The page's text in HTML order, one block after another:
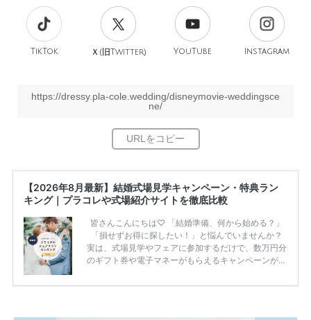
TikTok Ｘ(旧Twitter) YouTube Instagram
https://dressy.pla-cole.wedding/disneymovie-weddingsce
ne/
【2026年8月最新】結婚式場見学キャンペーン・特典ラン
キング｜プラコレや式場紹介サイトを徹底比較
皆さんこんにちは♡ 「結婚準備、何から始める？」
「損せずお得に探したい！」と悩んでいませんか？
実は、式場見学やフェアに参加するだけで、数万円分
のギフト券や電子マネーがもらえるキャンペーンがあ
ため、比較せずに選ぶと損をしてしまうことも……。